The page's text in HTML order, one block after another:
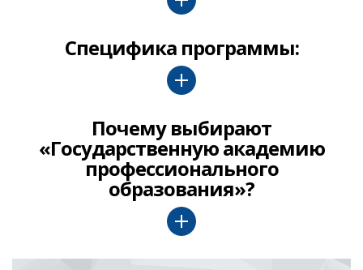
Специфика программы:
Почему выбирают
«Государственную академию
профессионального
образования»?